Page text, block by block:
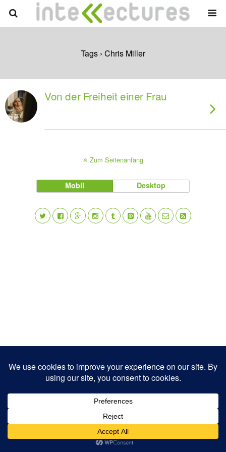
Tags › Chris Miller
Von der Freiheit einer Frau
Zum Seitenanfang
Mobil Desktop